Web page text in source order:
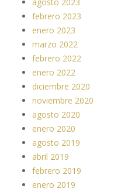
febrero 2023
enero 2023
marzo 2022
febrero 2022
enero 2022
diciembre 2020
noviembre 2020
agosto 2020
enero 2020
agosto 2019
abril 2019
febrero 2019
enero 2019